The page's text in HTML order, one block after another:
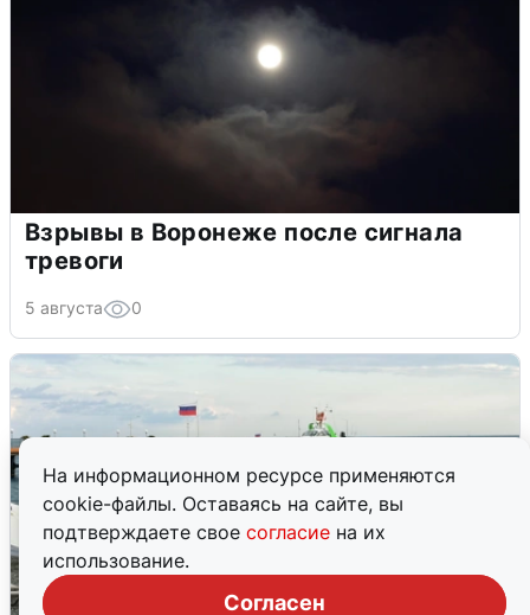
На информационном ресурсе применяются
cookie-файлы. Оставаясь на сайте, вы
подтверждаете свое согласие на их
использование.
Согласен
Взрывы в Воронеже после сигнала
тревоги
5 августа 0